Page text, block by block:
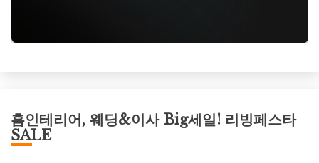
홈인테리어, 웨딩&이사 Big세일! 리빙페스타
SALE